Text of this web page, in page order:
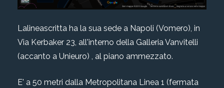
Lalineascritta ha la sua sede a Napoli (Vomero), in
Via Kerbaker 23, all'interno della Galleria Vanvitelli
(accanto a Unieuro) , al piano ammezzato.
E' a 50 metri dalla Metropolitana Linea 1 (fermata